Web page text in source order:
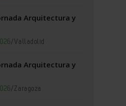
Arquitectura y
/Valladolid
Arquitectura y
/Zaragoza